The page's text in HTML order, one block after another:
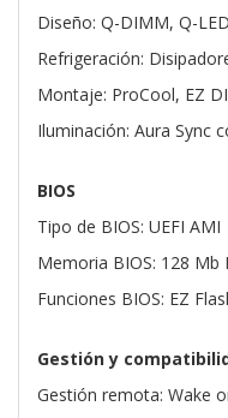
Diseño: Q-DIMM, Q-
Refrigeración:
Montaje: ProCool, EZ
Iluminación: Aura Sync
BIOS
Tipo de BIOS: UEFI AMI
Memoria BIOS: 128 Mb
Funciones BIOS: EZ
Gestión y
Gestión remota: Wake